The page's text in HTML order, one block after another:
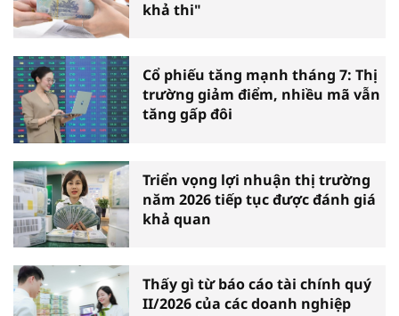
khả thi"
Cổ phiếu tăng mạnh tháng 7: Thị
trường giảm điểm, nhiều mã vẫn
tăng gấp đôi
Triển vọng lợi nhuận thị trường
năm 2026 tiếp tục được đánh giá
khả quan
Thấy gì từ báo cáo tài chính quý
II/2026 của các doanh nghiệp